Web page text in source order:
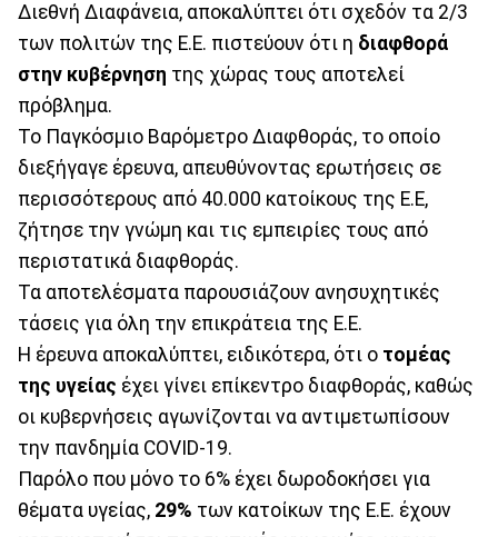
Διεθνή Διαφάνεια, αποκαλύπτει ότι σχεδόν τα 2/3
των πολιτών της Ε.Ε. πιστεύουν ότι η διαφθορά
στην κυβέρνηση της χώρας τους αποτελεί
πρόβλημα.
Το Παγκόσμιο Βαρόμετρο Διαφθοράς, το οποίο
διεξήγαγε έρευνα, απευθύνοντας ερωτήσεις σε
περισσότερους από 40.000 κατοίκους της Ε.Ε,
ζήτησε την γνώμη και τις εμπειρίες τους από
περιστατικά διαφθοράς.
Τα αποτελέσματα παρουσιάζουν ανησυχητικές
τάσεις για όλη την επικράτεια της Ε.Ε.
Η έρευνα αποκαλύπτει, ειδικότερα, ότι ο τομέας
της υγείας έχει γίνει επίκεντρο διαφθοράς, καθώς
οι κυβερνήσεις αγωνίζονται να αντιμετωπίσουν
την πανδημία COVID-19.
Παρόλο που μόνο το 6% έχει δωροδοκήσει για
θέματα υγείας, 29% των κατοίκων της Ε.Ε. έχουν